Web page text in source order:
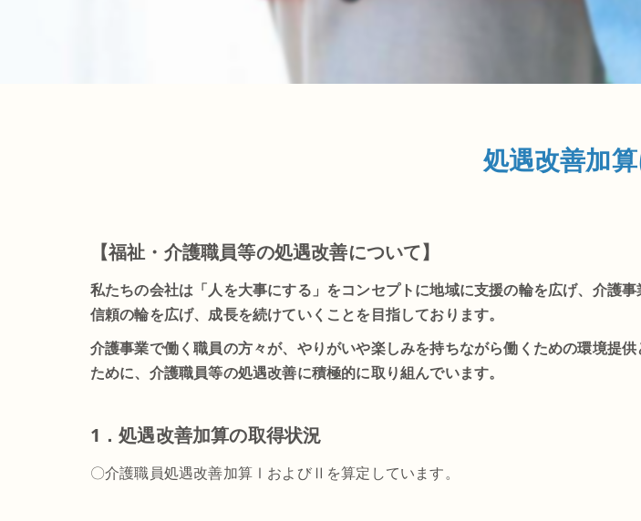
処遇改善加
【福祉・介護職員等の処遇改善について】
私たちの会社は「人を大事にする」をコンセプトに地域に支援の輪を広げ、介護
信頼の輪を広げ、成長を続けていくことを目指しております。
介護事業で働く職員の方々が、やりがいや楽しみを持ちながら働くための環境提
ために、介護職員等の処遇改善に積極的に取り組んでいます。
1．処遇改善加算の取得状況
〇介護職員処遇改善加算ⅠおよびⅡを算定しています。